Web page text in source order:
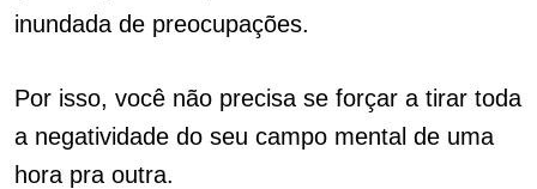
inundada de preocupações.
Por isso, você não precisa se forçar a tirar toda
a negatividade do seu campo mental de uma
hora pra outra.